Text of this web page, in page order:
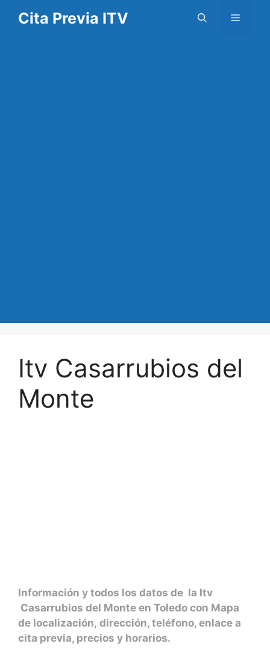
Cita Previa ITV Menú
Itv Casarrubios del
Monte
Información y todos los datos de la Itv
Casarrubios del Monte en Toledo con Mapa
de localización, dirección, teléfono, enlace a
cita previa, precios y horarios.